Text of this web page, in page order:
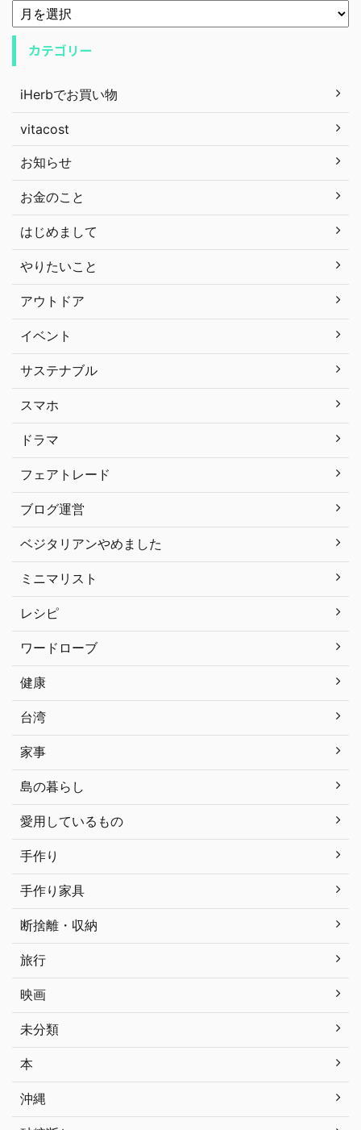
カテゴリー
iHerbでお買い物
vitacost
お知らせ
お金のこと
はじめまして
やりたいこと
アウトドア
イベント
サステナブル
スマホ
ドラマ
フェアトレード
ブログ運営
ベジタリアンやめました
ミニマリスト
レシピ
ワードローブ
健康
台湾
家事
島の暮らし
愛用しているもの
手作り
手作り家具
断捨離・収納
旅行
映画
未分類
本
沖縄